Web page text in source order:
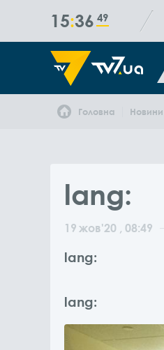
15 36 50
Головна Новини
lang:
19 жов'20 , 08:49
lang:
lang: